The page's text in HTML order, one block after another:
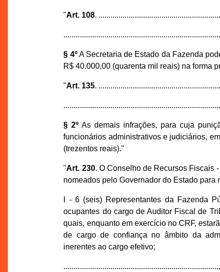
"Art. 108.
§ 4ºA Secretaria de Estado da Fazenda
R$ 40.000,00 (quarenta mil reais) na forma
"Art. 135.
§ 2º As demais infrações, para cuja
funcionários administrativos e judiciários,
(trezentos reais)."
"Art. 230. O Conselho de Recursos Fiscais
nomeados pelo Governador do Estado
I - 6 (seis) Representantes da Fazenda
ocupantes do cargo de Auditor Fiscal de
quais, enquanto em exercício no CRF,
de cargo de confiança no âmbito da
inerentes ao cargo efetivo;